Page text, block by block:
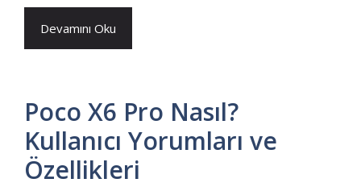
Devamını Oku
Poco X6 Pro Nasıl?
Kullanıcı Yorumları ve
Özellikleri